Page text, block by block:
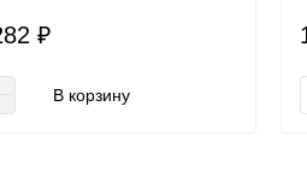
₽
В корзину